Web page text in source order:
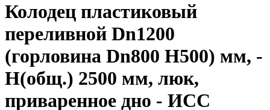
Колодец пластиковый
переливной Dn1200
(горловина Dn800 H500) мм, -
H(общ.) 2500 мм, люк,
приваренное дно - ИСС